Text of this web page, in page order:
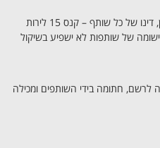
שותפות החייבת ברישום ולא נרשמה כדין, דינו של כל שותף – קנס 15 לירות
של שותפות לא ישפיע בשיקול
לרשם, חתומה בידי השותפים ומכילה